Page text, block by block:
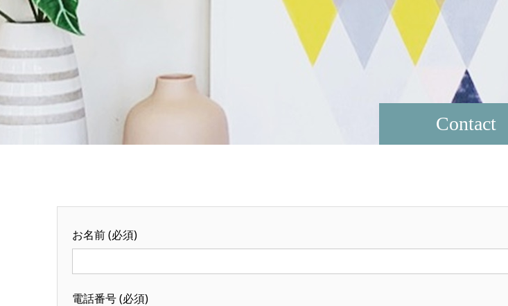
Contact
お名前 (必須)
電話番号 (必須)